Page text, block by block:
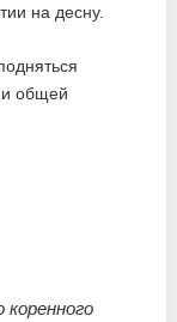
на десну.
коренного